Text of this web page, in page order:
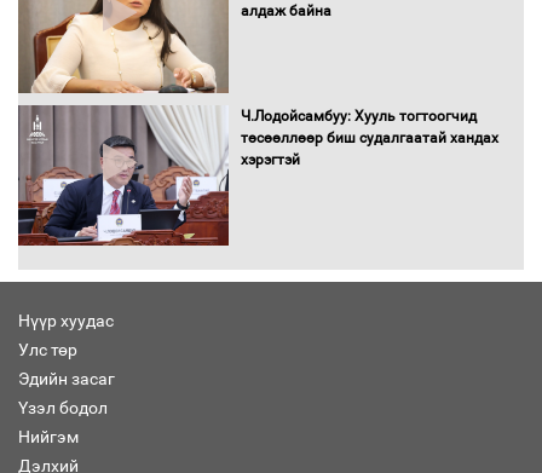
шилжиж, найр наадам, зөвлөгөөн,
гадаад томилолтыг хориглолоо
алдаж байна
Ч.Лодойсамбуу: Хууль тогтоогчид
төсөөллөөр биш судалгаатай хандах
хэрэгтэй
Нүүр хуудас
Улс төр
Эдийн засаг
Үзэл бодол
Нийгэм
Дэлхий